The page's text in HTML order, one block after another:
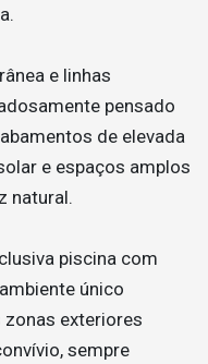
e linhas
pensado
de elevada
e espaços amplos
natural.
piscina com
único
exteriores
sempre